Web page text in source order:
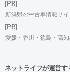
[PR]
新潟県の中古車情報サ
[PR]
愛媛・香川・徳島・高
ネットライフが運営す